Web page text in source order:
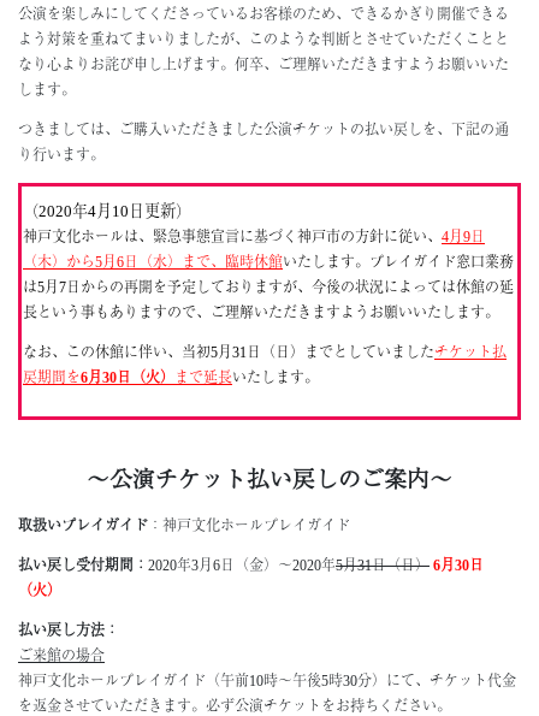
公演を楽しみにしてくださっているお客様のため、できるかぎり開催できる
よう対策を重ねてまいりましたが、このような判断とさせていただくことと
なり心よりお詫び申し上げます。何卒、ご理解いただきますようお願いいた
します。
つきましては、ご購入いただきました公演チケットの払い戻しを、下記の通
り行います。
（2020年4月10日更新）
神戸文化ホールは、緊急事態宣言に基づく神戸市の方針に従い、 4月9日
（木）から5月6日（水）まで、臨時休館いたします。プレイガイド窓口業務
は5月7日からの再開を予定しておりますが、今後の状況によっては休館の延
長という事もありますので、ご理解いただきますようお願いいたします。
なお、この休館に伴い、当初5月31日（日）までとしていましたチケット払
戻期間を6月30日（火） まで延長いたします。
～公演チケット払い戻しのご案内～
取扱いプレイガイド ：神戸文化ホールプレイガイド
払い戻し受付期間： 2020年3月6日（金）～2020年5月31日（日） 6月30日
（火）
払い戻し方法：
ご来館の場合
神戸文化ホールプレイガイド（午前10時～午後5時30分）にて、チケット代金
を返金させていただきます。必ず公演チケットをお持ちください。
Access
Contact